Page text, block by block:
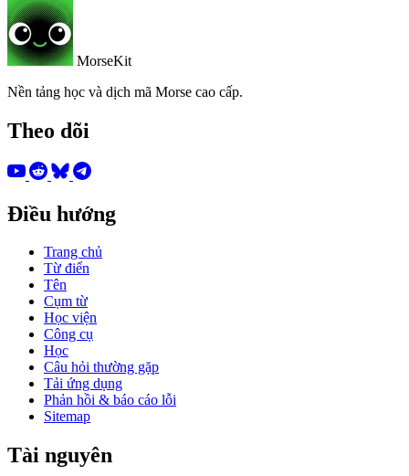
MorseKit
Nền tảng học và dịch mã Morse cao cấp.
Theo dõi
Điều hướng
Trang chủ
Từ điển
Tên
Cụm từ
Học viện
Công cụ
Học
Câu hỏi thường gặp
Tải ứng dụng
Phản hồi & báo cáo lỗi
Sitemap
Tài nguyên